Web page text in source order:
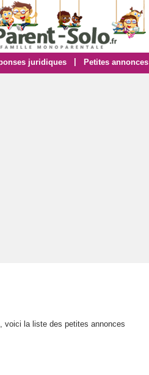
juridiques Petites annonces
voici la liste des petites annonces